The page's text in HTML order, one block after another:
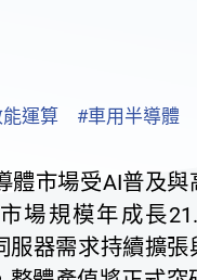
運算
#車用半導體
體市場受AI普及與
場規模年成長
服器需求持續擴張